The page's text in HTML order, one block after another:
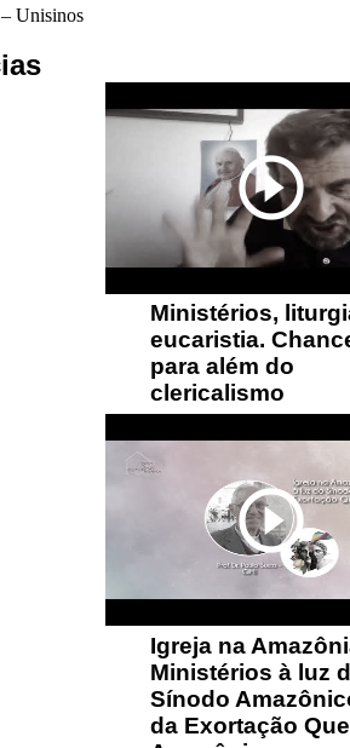
Unisinos
play_circle_outline
Ministérios,
eucaristia.
para além do
clericalismo
play_circle_outline
Igreja na
Ministérios à luz
Sínodo
da Exortação